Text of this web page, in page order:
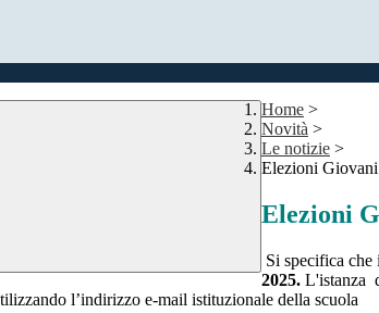
Home >
Novità >
Le notizie >
Elezioni
Elezioni
Si specifica che
2025. L'istanza
l’indirizzo e-mail istituzionale della scuola